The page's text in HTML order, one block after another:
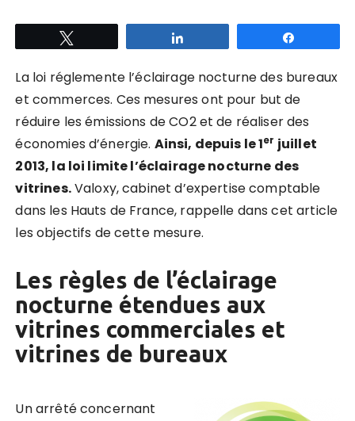
La loi réglemente l’éclairage nocturne des bureaux
et commerces. Ces mesures ont pour but de
réduire les émissions de CO2 et de réaliser des
économies d’énergie. Ainsi, depuis le 1er juillet
2013, la loi limite l’éclairage nocturne des
vitrines.Valoxy, cabinet d’expertise comptable
dans les Hauts de France, rappelle dans cet article
les objectifs de cette mesure.
Les règles de l’éclairage
nocturne étendues aux
vitrines commerciales et
vitrines de bureaux
Un arrêté concernant